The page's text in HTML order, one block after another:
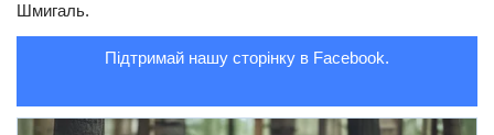
Шмигаль.
Підтримай нашу сторінку в Facebook.